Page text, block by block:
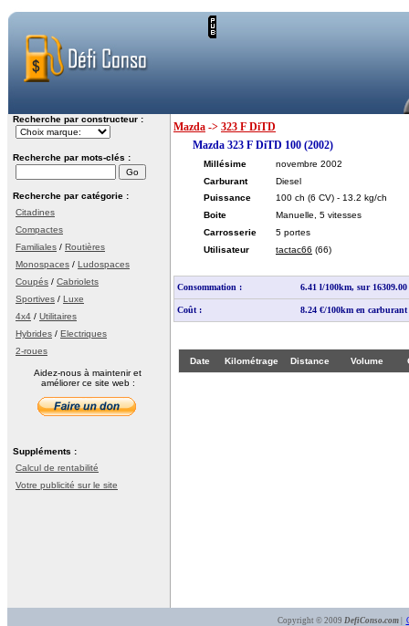
Recherche par constructeur :
Recherche par mots-clés :
Recherche par catégorie :
Citadines
Compactes
Familiales / Routières
Monospaces / Ludospaces
Coupés / Cabriolets
Sportives / Luxe
4x4 / Utilitaires
Hybrides / Electriques
2-roues
Aidez-nous à maintenir et
améliorer ce site web :
Suppléments :
Calcul de rentabilité
Votre publicité sur le site
Mazda -> 323 F DiTD
Mazda 323 F DiTD 100 (2002)
Millésime
novembre 2002
Carburant
Diesel
Puissance
100 ch (6 CV) - 13.2 kg/ch
Boite
Manuelle, 5 vitesses
Carrosserie
5 portes
Utilisateur
tactac66 (66)
Consommation : 6.41 l/100km, sur
Coût : 8.24 €/100km en carburant
Date Kilométrage Distance Volume
Copyright © 2009 DefiConso.com|